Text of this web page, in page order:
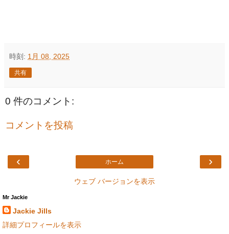
時刻: 1月 08, 2025
共有
0 件のコメント:
コメントを投稿
‹ ›
ホーム
ウェブ バージョンを表示
Mr Jackie
Jackie Jills
詳細プロフィールを表示